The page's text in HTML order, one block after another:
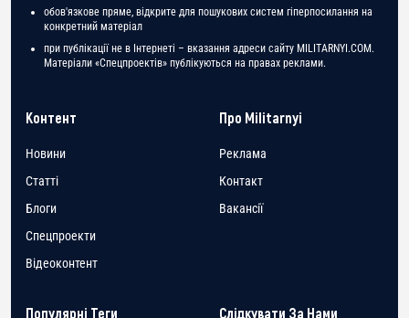
обов'язкове пряме, відкрите для пошукових систем гіперпосилання на
конкретний матеріал
при публікації не в Інтернеті – вказання адреси сайту MILITARNYI.COM.
Матеріали «Спецпроектів» публікуються на правах реклами.
Контент
Новини
Статті
Блоги
Спецпроекти
Відеоконтент
Про Militarnyi
Реклама
Контакт
Вакансії
Популярні Теги Слідкувати За Нами